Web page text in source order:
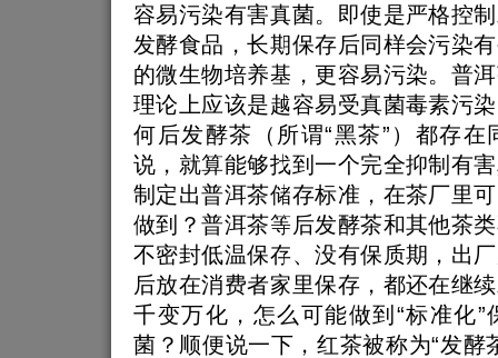
容易污染有害真菌。即使是严格控
发酵食品，长期保存后同样会污染
的微生物培养基，更容易污染。普
理论上应该是越容易受真菌毒素污
何后发酵茶（所谓“黑茶”）都存在
说，就算能够找到一个完全抑制有
制定出普洱茶储存标准，在茶厂里
做到？普洱茶等后发酵茶和其他茶
不密封低温保存、没有保质期，出
后放在消费者家里保存，都还在继
千变万化，怎么可能做到“标准化”
菌？顺便说一下，红茶被称为“发酵